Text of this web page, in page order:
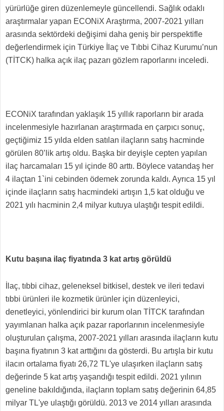
yürürlüğe giren düzenlemeyle güncellendi. Sağlık odaklı
araştırmalar yapan ECONiX Araştırma, 2007-2021 yılları
arasında sektördeki değişimi daha geniş bir perspektifle
değerlendirmek için Türkiye İlaç ve Tıbbi Cihaz Kurumu’nun
(TİTCK) halka açık ilaç pazarı gözlem raporlarını inceledi.
ECONiX tarafından yaklaşık 15 yıllık raporların bir arada
incelenmesiyle hazırlanan araştırmada en çarpıcı sonuç,
geçtiğimiz 15 yılda elden satılan ilaçların satış hacminde
görülen 80’lik artış oldu. Başka bir deyişle cepten yapılan
ilaç harcamaları 15 yıl içinde 80 arttı. Böylece vatandaş her
4 ilaçtan 1`ini cebinden ödemek zorunda kaldı. Ayrıca 15 yıl
içinde ilaçların satış hacmindeki artışın 1,5 kat olduğu ve
2021 yılı hacminin 2,4 milyar kutuya ulaştığı tespit edildi.
Kutu başına ilaç fiyatında 3 kat artış görüldü
İlaç, tıbbi cihaz, geleneksel bitkisel, destek ve ileri tedavi
tıbbi ürünleri ile kozmetik ürünler için düzenleyici,
denetleyici, yönlendirici bir kurum olan TİTCK tarafından
yayımlanan halka açık pazar raporlarının incelenmesiyle
oluşturulan çalışma, 2007-2021 yılları arasında ilaçların kutu
başına fiyatının 3 kat arttığını da gösterdi. Bu artışla bir kutu
ilacın ortalama fiyatı 26,72 TL'ye ulaşırken ilaçların satış
değerinde 5 kat artış yaşandığı tespit edildi. 2021 yılının
geneline bakıldığında, ilaçların toplam satış değerinin 64,85
milyar TL'ye ulaştığı görüldü. 2013 ve 2014 yılları arasında